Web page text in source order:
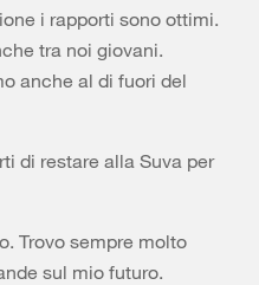
i rapporti sono ottimi.
tra noi giovani.
anche al di fuori del
di restare alla Suva per
Trovo sempre molto
sul mio futuro.